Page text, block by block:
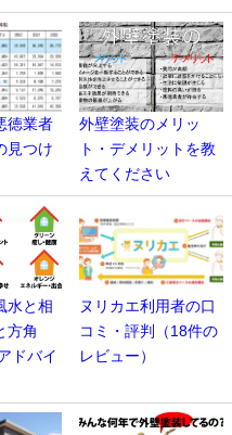
徳業者
見つけ
外壁塗装のメリッ
ト・デメリットを教
えてください
水と相
方角
ドバイ
ヌリカエ利用者の口
コミ・評判（18件の
レビュー）